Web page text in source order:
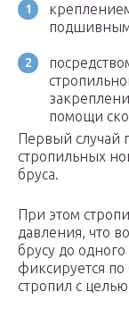
помощи
Первый случай
стропильных
бруса.
При этом
давления, что
брусу до
фиксируется по
стропил с